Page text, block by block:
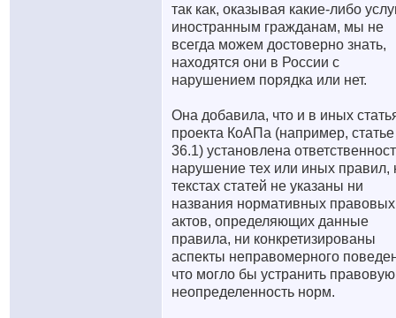
так как, оказывая какие-либо
иностранным гражданам, мы не
всегда можем достоверно знать,
находятся они в России с
нарушением порядка или нет.
Она добавила, что и в иных
проекта КоАПа (например, статье
36.1) установлена
нарушение тех или иных правил,
текстах статей не указаны ни
названия нормативных правовых
актов, определяющих данные
правила, ни конкретизированы
аспекты неправомерного
что могло бы устранить правовую
неопределенность норм.